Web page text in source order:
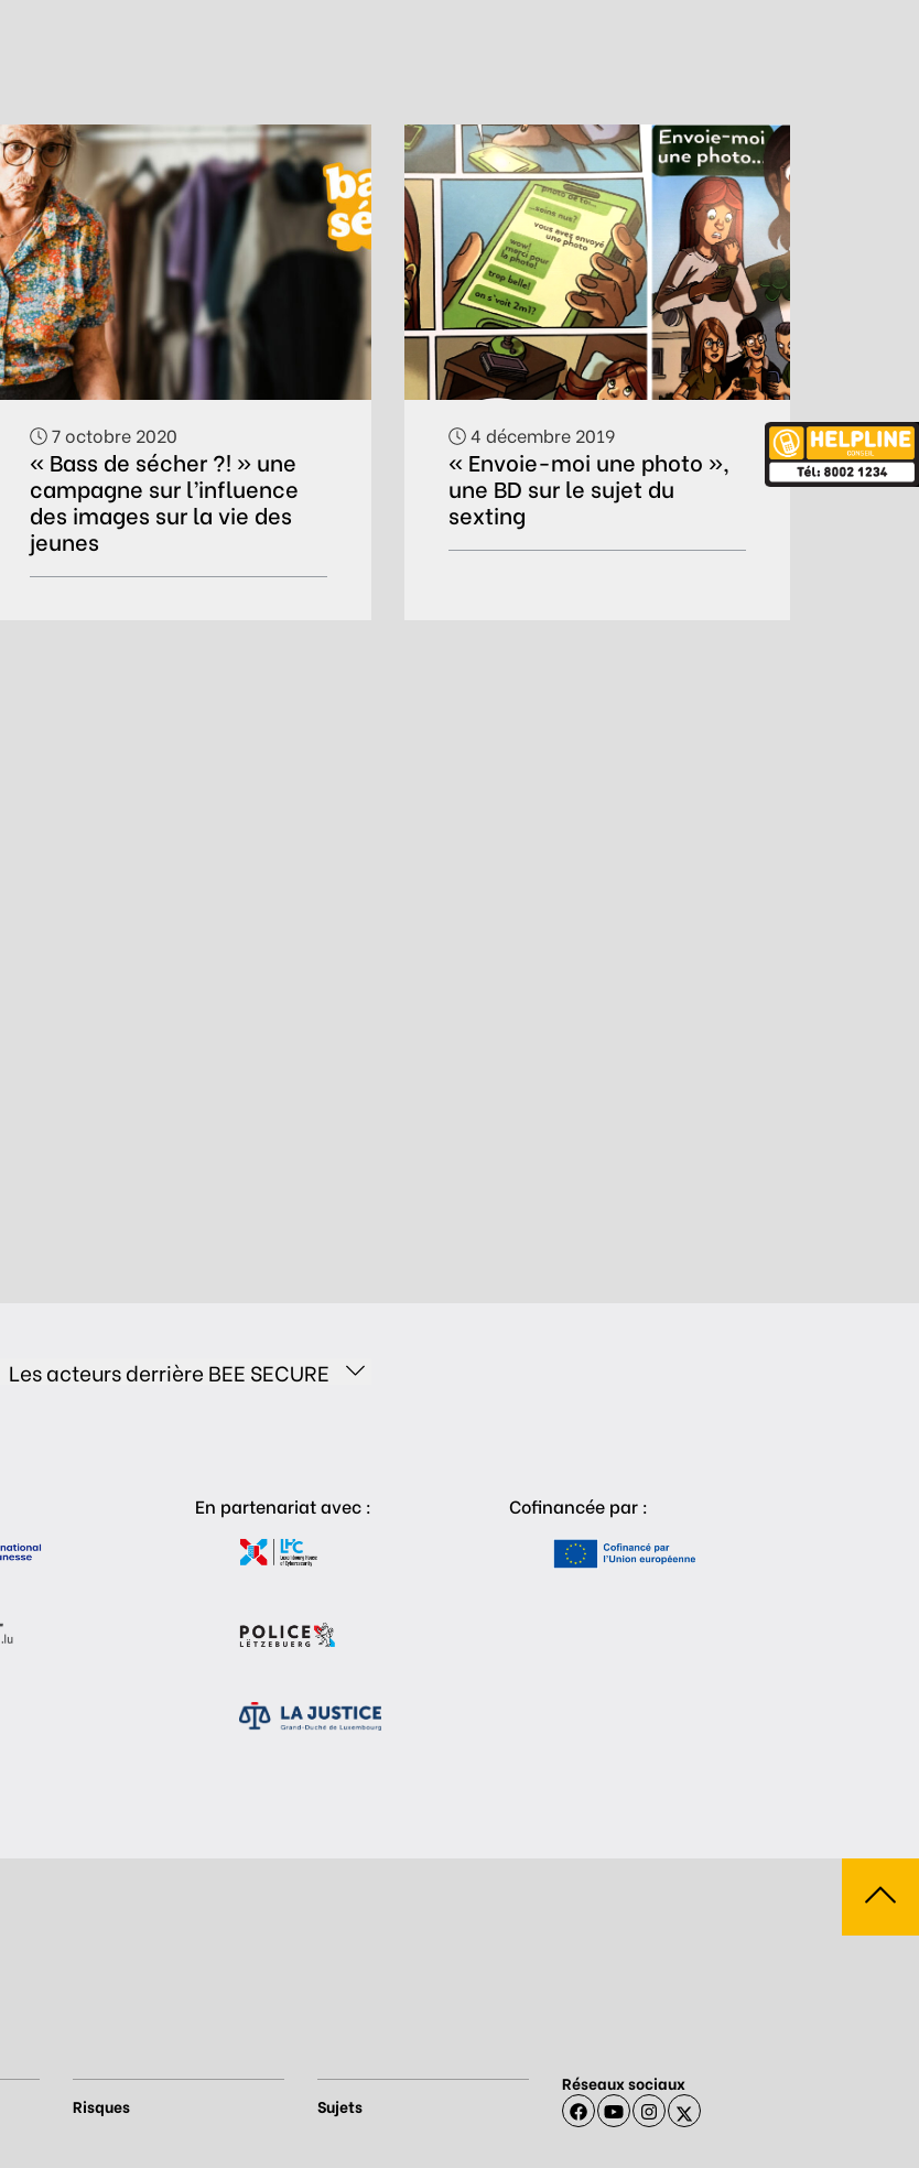
7 octobre 2020
« Bass de sécher ?! » une
campagne sur l’influence
des images sur la vie des
jeunes
4 décembre 2019
« Envoie-moi une photo »,
une BD sur le sujet du
sexting
Les acteurs derrière BEE SECURE
En partenariat avec : Cofinancée par :
Risques Sujets
Réseaux sociaux